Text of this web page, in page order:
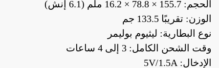
الحجم: 155.7 × 78.8 × 16.2 ملم (6.1 إنش)
الوزن: تقريبًا 133.5 جم
نوع البطارية: ليثيوم بوليمر
وقت الشحن الكامل: 3 إلى 4 ساعات
الإدخال: 5V/1.5A